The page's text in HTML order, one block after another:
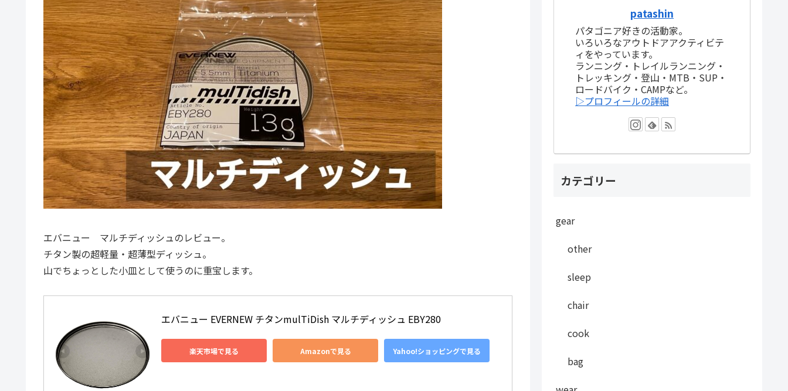
エバニュー マルチディッシュのレビュー。
チタン製の超軽量・超薄型ディッシュ。
山でちょっとした小皿として使うのに重宝します。
エバニュー EVERNEW チタンmulTiDish マルチディッシュ EBY280
楽天市場で見る Amazonで見る Yahoo!ショッピングで見る
patashin
パタゴニア好きの活動家。
いろいろなアウトドアアクティビテ
ィをやっています。
ランニング・トレイルランニング・
トレッキング・登山・MTB・SUP・
ロードバイク・CAMPなど。
▷プロフィールの詳細
カテゴリー
gear
other
sleep
chair
cook
bag